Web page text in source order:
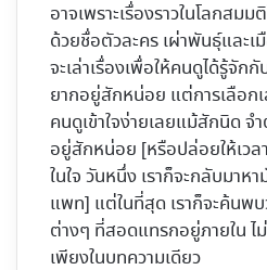
อาจเพราะเรื่องราวในโลกสมม
ด้วยชื่อตัวละคร เผ่าพันธุ์และเ
จะเล่าเรื่องเพื่อให้คนดูได้รู้จัก
ยากอยู่สักหน่อย แต่การเลือก
คนดูเข้าใจง่ายเลยแม้สักนิด จ
อยู่สักหน่อย [หรือปล่อยให้เว
ในใจ วันหนึ่ง เราก็จะกลับมาห
แพท] แต่ในที่สุด เราก็จะค้นพ
ต่างๆ ที่สอดแทรกอยู่ภายใน ไ
เพียงในบทความเดียว